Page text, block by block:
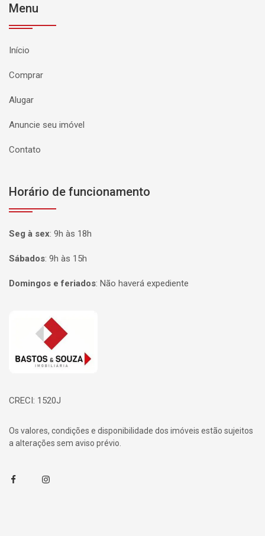
Menu
Início
Comprar
Alugar
Anuncie seu imóvel
Contato
Horário de funcionamento
Seg à sex: 9h às 18h
Sábados: 9h às 15h
Domingos e feriados: Não haverá expediente
Página inicial
CRECI: 1520J
Os valores, condições e disponibilidade dos imóveis estão sujeitos
a alterações sem aviso prévio.
FacebookInstagram